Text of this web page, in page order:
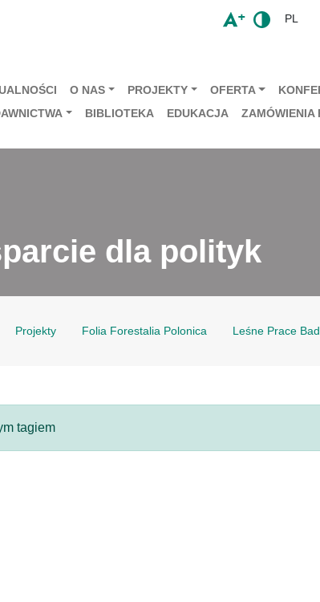
PL
O NAS PROJEKTY OFERTA
BIBLIOTEKA EDUKACJA ZAMÓWIENIA
dla polityk
Projekty Folia Forestalia Polonica Leśne Prace
tagiem